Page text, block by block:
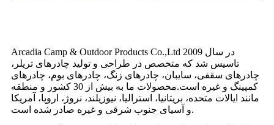
Arcadia Camp & Outdoor Products Co.,Ltd در سال 2009
تاسیس شد که متخصص در طراحی و تولید چادرهای تریلر،
چادرهای سقفی، سایبان، چادرهای زنگ، چادرهای بوم، چادرهای
کمپینگ و غیره است.محصولات ما به بیش از 30 کشور و منطقه
مانند ایالات متحده، بریتانیا، استرالیا، نیوزیلند، نروژ، اروپا، آمریکا
و آسیای جنوب شرقی و غیره صادر شده است.